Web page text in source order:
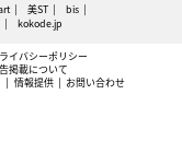
美ST
bis
kokode.jp
イバシーポリシー
掲載について
情報提供 お問い合わせ